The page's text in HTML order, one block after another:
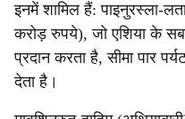
इनमें शामिल हैं: पाइनुरस्ला-
करोड़ रुपये), जो एशिया के
प्रदान करता है, सीमा पार
देता है।